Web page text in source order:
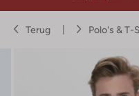
Terug Polo's & T-